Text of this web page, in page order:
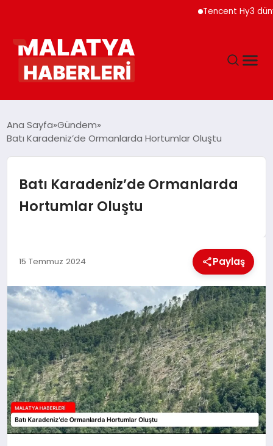
Tencent Hy3 dünya
DÜNYA
EKONOMI
MAGAZIN
SAĞLIK
SIYASET
SPOR
Ana Sayfa Gündem
Batı Karadeniz’de Ormanlarda Hortumlar Oluştu
Batı Karadeniz’de Ormanlarda
Hortumlar Oluştu
15 Temmuz 2024 Paylaş